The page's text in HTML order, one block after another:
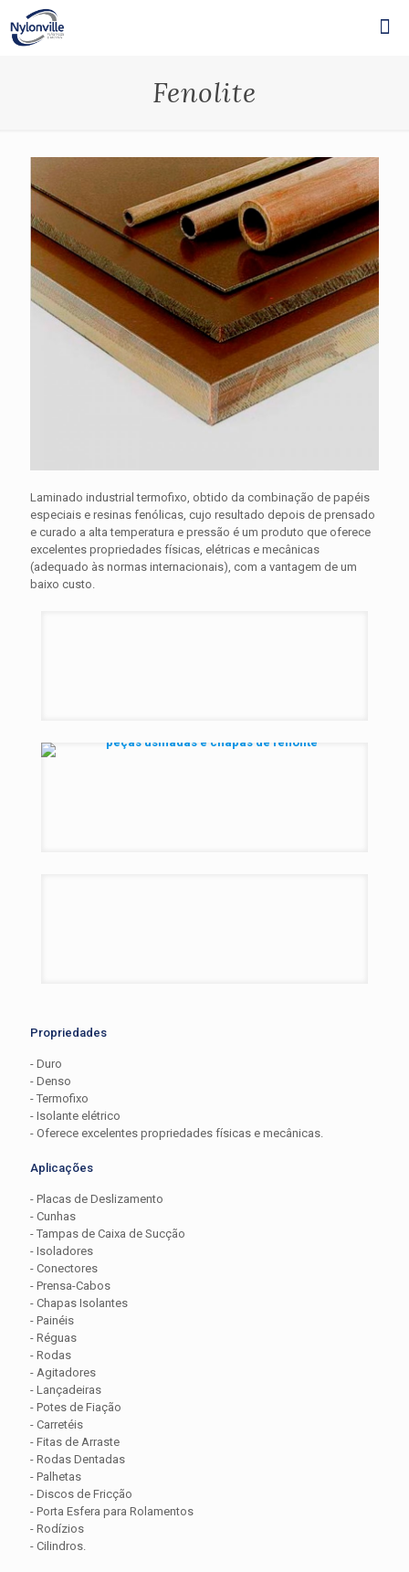
Fenolite
Laminado industrial termofixo, obtido da combinação de papéis
especiais e resinas fenólicas, cujo resultado depois de prensado
e curado a alta temperatura e pressão é um produto que oferece
excelentes propriedades físicas, elétricas e mecânicas
(adequado às normas internacionais), com a vantagem de um
baixo custo.
Propriedades
- Duro
- Denso
- Termofixo
- Isolante elétrico
- Oferece excelentes propriedades físicas e mecânicas.
Aplicações
- Placas de Deslizamento
- Cunhas
- Tampas de Caixa de Sucção
- Isoladores
- Conectores
- Prensa-Cabos
- Chapas Isolantes
- Painéis
- Réguas
- Rodas
- Agitadores
- Lançadeiras
- Potes de Fiação
- Carretéis
- Fitas de Arraste
- Rodas Dentadas
- Palhetas
- Discos de Fricção
- Porta Esfera para Rolamentos
- Rodízios
- Cilindros.